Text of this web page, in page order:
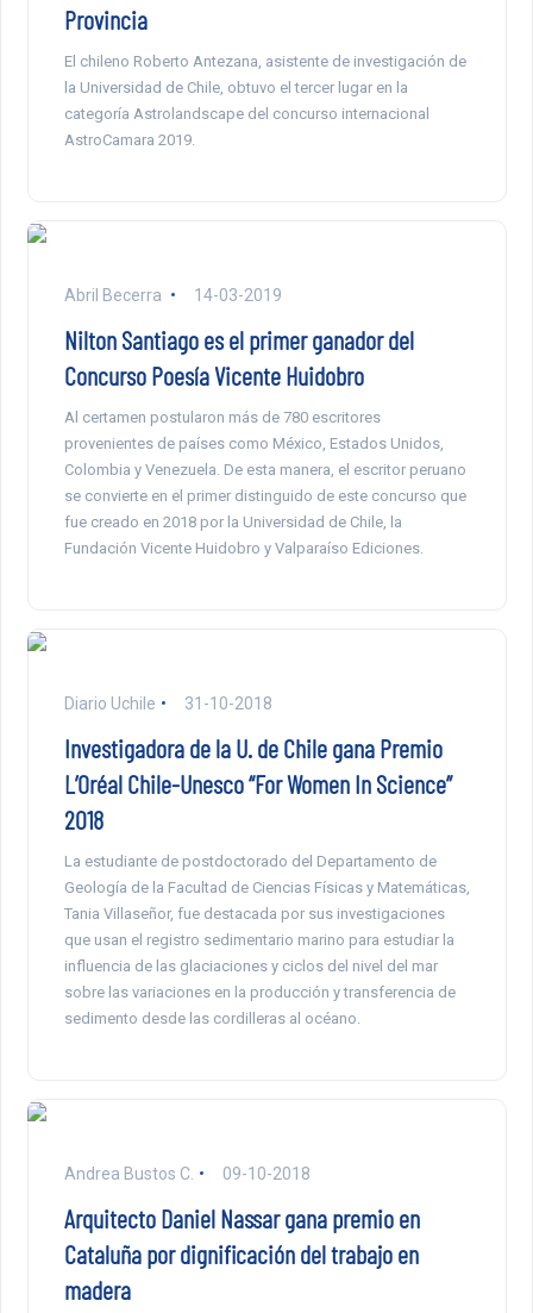
Provincia
El chileno Roberto Antezana, asistente de investigación de
la Universidad de Chile, obtuvo el tercer lugar en la
categoría Astrolandscape del concurso internacional
AstroCamara 2019.
Abril Becerra 14-03-2019
Nilton Santiago es el primer ganador del
Concurso Poesía Vicente Huidobro
Al certamen postularon más de 780 escritores
provenientes de países como México, Estados Unidos,
Colombia y Venezuela. De esta manera, el escritor peruano
se convierte en el primer distinguido de este concurso que
fue creado en 2018 por la Universidad de Chile, la
Fundación Vicente Huidobro y Valparaíso Ediciones.
Diario Uchile 31-10-2018
Investigadora de la U. de Chile gana Premio
L’Oréal Chile-Unesco “For Women In Science”
2018
La estudiante de postdoctorado del Departamento de
Geología de la Facultad de Ciencias Físicas y Matemáticas,
Tania Villaseñor, fue destacada por sus investigaciones
que usan el registro sedimentario marino para estudiar la
influencia de las glaciaciones y ciclos del nivel del mar
sobre las variaciones en la producción y transferencia de
sedimento desde las cordilleras al océano.
Andrea Bustos C. 09-10-2018
Arquitecto Daniel Nassar gana premio en
Cataluña por dignificación del trabajo en
madera